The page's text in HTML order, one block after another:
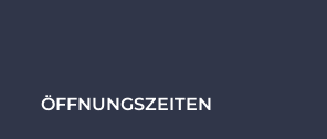
ÖFFNUNGSZEITEN